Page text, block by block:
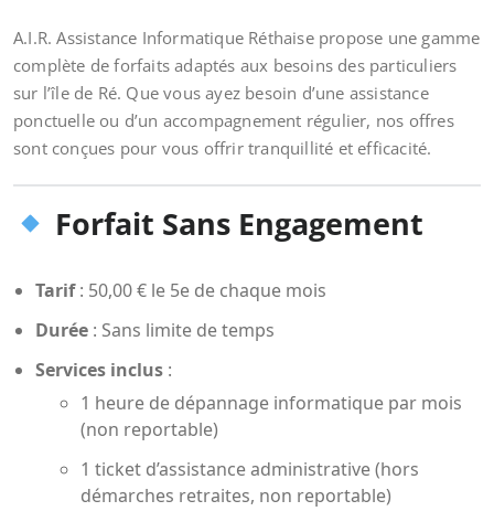
A.I.R. Assistance Informatique Réthaise propose une gamme
complète de forfaits adaptés aux besoins des particuliers
sur l’île de Ré. Que vous ayez besoin d’une assistance
ponctuelle ou d’un accompagnement régulier, nos offres
sont conçues pour vous offrir tranquillité et efficacité.
Forfait Sans Engagement
Tarif: 50,00 € le 5e de chaque mois
Durée : Sans limite de temps
Services inclus :
1 heure de dépannage informatique par mois
(non reportable)
1 ticket d’assistance administrative (hors
démarches retraites, non reportable)